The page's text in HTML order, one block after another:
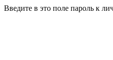
Введите в это поле пароль к